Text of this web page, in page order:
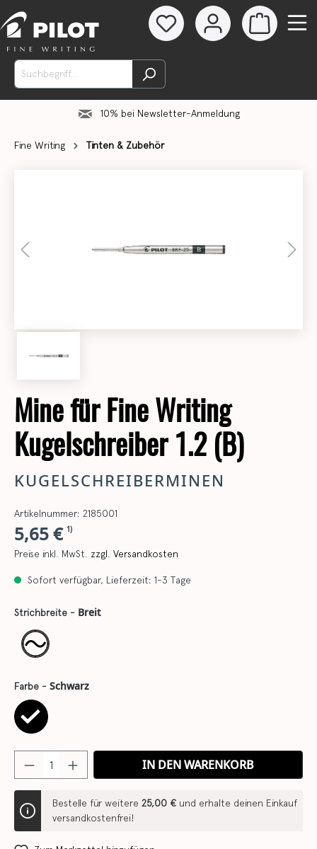
10% bei Newsletter-Anmeldung
Fine Writing Tinten & Zubehör
Mine für Fine Writing
Kugelschreiber 1.2 (B)
KUGELSCHREIBERMINEN
Artikelnummer: 2185001
5,65 € 1)
Preise inkl. MwSt. zzgl. Versandkosten
Sofort verfügbar, Lieferzeit: 1-3 Tage
Strichbreite - Breit
Farbe - Schwarz
IN DEN WARENKORB
Bestelle für weitere 25,00 € und erhalte deinen Einkauf
versandkostenfrei!